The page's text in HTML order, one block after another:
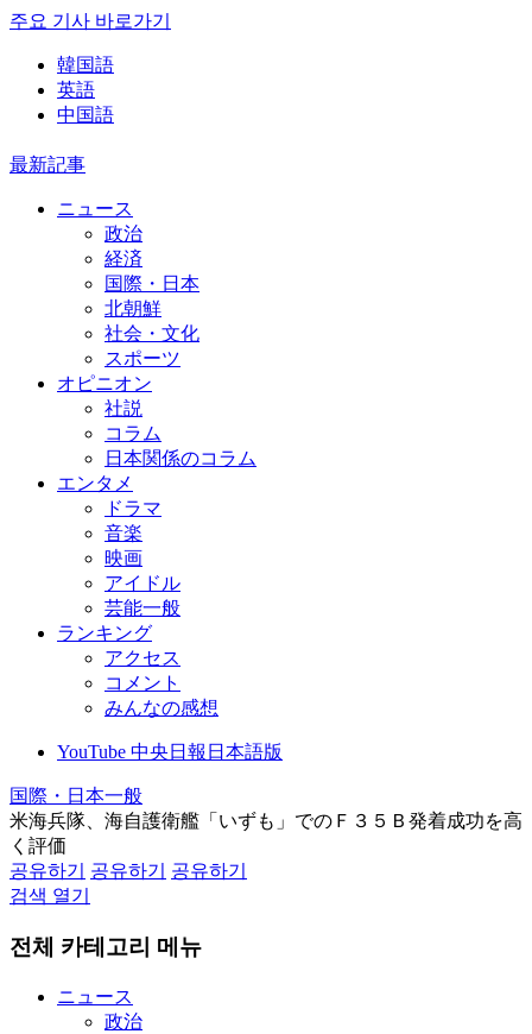
주요 기사 바로가기
韓国語
英語
中国語
最新記事
ニュース
政治
経済
国際・日本
北朝鮮
社会・文化
スポーツ
オピニオン
社説
コラム
日本関係のコラム
エンタメ
ドラマ
音楽
映画
アイドル
芸能一般
ランキング
アクセス
コメント
みんなの感想
YouTube 中央日報日本語版
国際・日本一般
米海兵隊、海自護衛艦「いずも」でのＦ３５Ｂ発着成功を高
く評価
공유하기
공유하기
공유하기
검색 열기
전체 카테고리 메뉴
ニュース
政治